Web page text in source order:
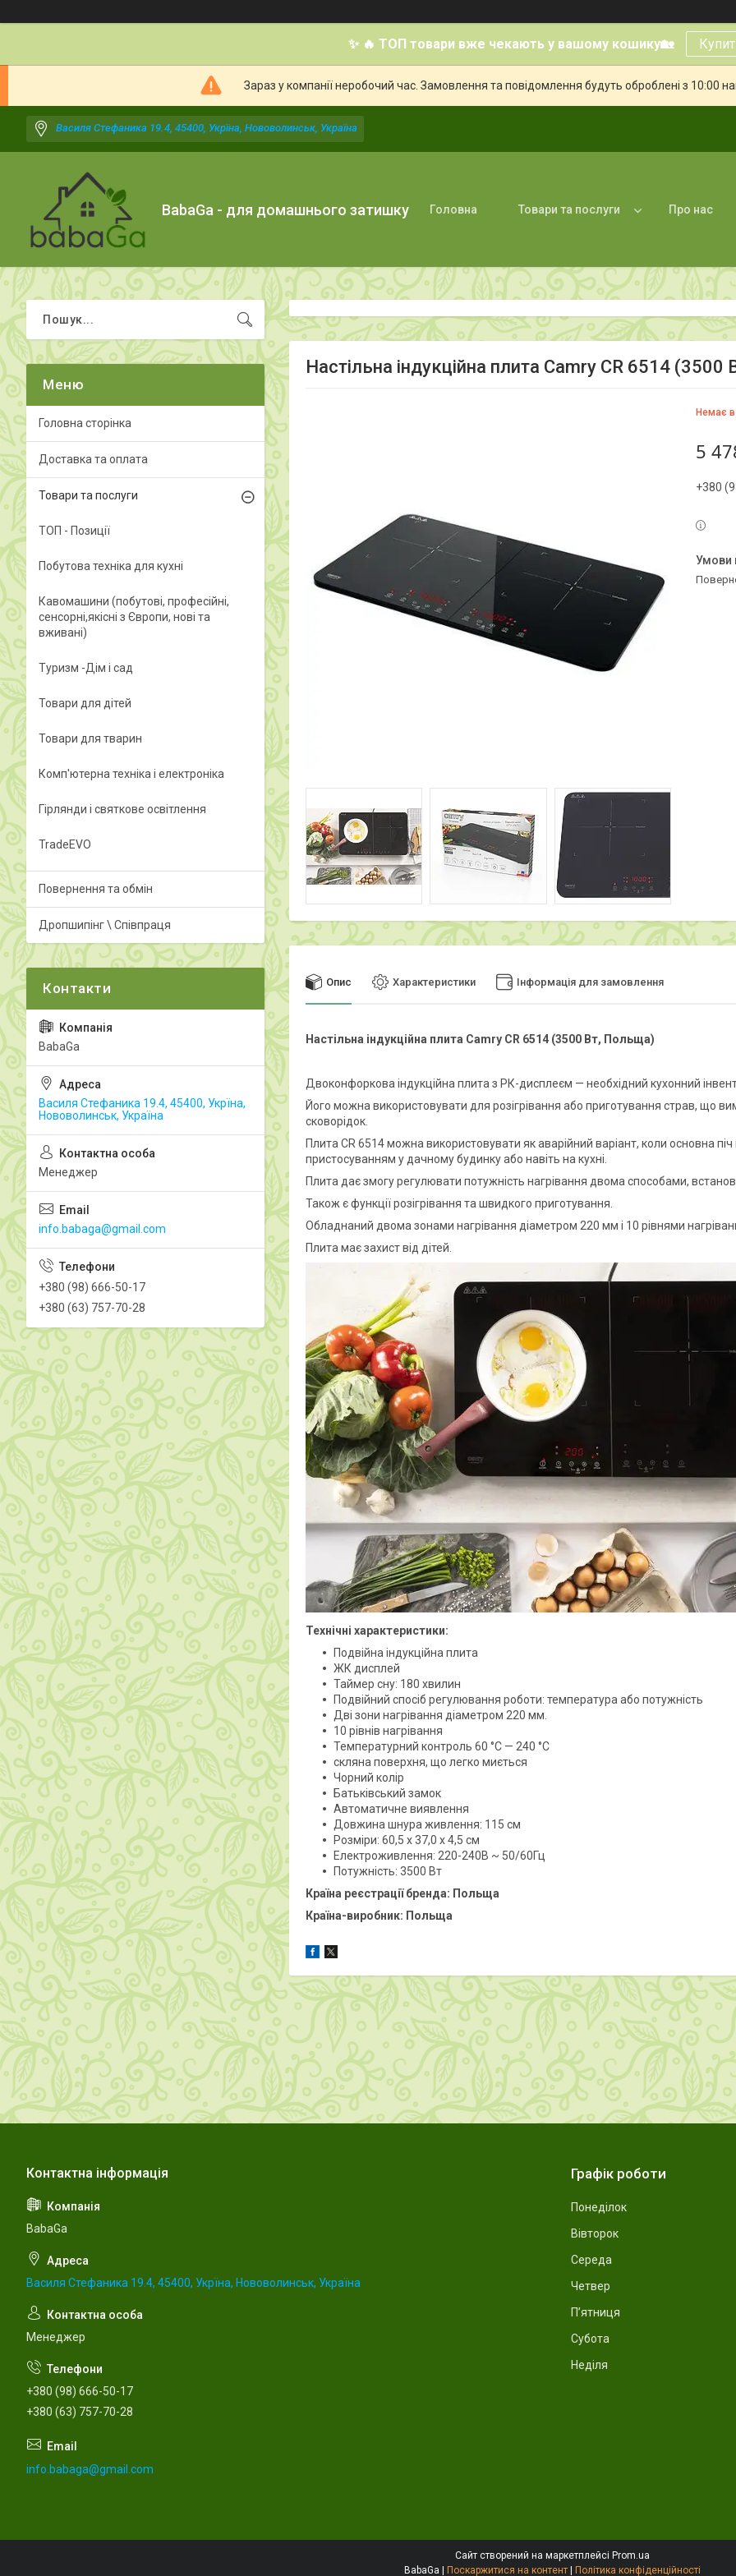
✨ 🔥 ТОП товари вже чекають у вашому кошику🏡
Зараз у компанії неробочий час. Замовлення та повідомлення будуть оброблені з 10:00
Василя Стефаника 19.4, 45400, Укрїна, Нововолинськ, Україна
BabaGa - для домашнього затишку Головна Товари та послуги Про нас
Настільна індукційна плита Camry CR 6514
Немає в
5
+380
Опис Характеристики Інформація для замовлення
Настільна індукційна плита Camry CR 6514 (3500 Вт, Польща)
Двоконфоркова індукційна плита з РК-дисплеєм — необхідний кухонний
Його можна використовувати для розігрівання або приготування страв, що
сковорідок.
Плита CR 6514 можна використовувати як аварійний варіант, коли основна
пристосуванням у дачному будинку або навіть на кухні.
Плита дає змогу регулювати потужність нагрівання двома способами,
Також є функції розігрівання та швидкого приготування.
Обладнаний двома зонами нагрівання діаметром 220 мм і 10 рівнями
Плита має захист від дітей.
Технічні характеристики:
Подвійна індукційна плита
ЖК дисплей
Таймер сну: 180 хвилин
Подвійний спосіб регулювання роботи: температура або потужність
Дві зони нагрівання діаметром 220 мм.
10 рівнів нагрівання
Температурний контроль 60 °C — 240 °C
скляна поверхня, що легко миється
Чорний колір
Батьківський замок
Автоматичне виявлення
Довжина шнура живлення: 115 см
Розміри: 60,5 х 37,0 х 4,5 см
Електроживлення: 220-240В ~ 50/60Гц
Потужність: 3500 Вт
Країна реєстрації бренда: Польща
Країна-виробник: Польща
Головна сторінка
Доставка та оплата
Товари та послуги
ТОП - Позиції
Побутова техніка для кухні
Кавомашини (побутові, професійні,
сенсорні,якісні з Європи, нові та
вживані)
Туризм -Дім і сад
Товари для дітей
Товари для тварин
Комп'ютерна техніка і електроніка
Гірлянди і святкове освітлення
TradeEVO
Повернення та обмін
Дропшипінг \ Співпраця
BabaGa
Василя Стефаника 19.4, 45400, Укрїна,
Нововолинськ, Україна
Менеджер
info.babaga@gmail.com
+380 (98) 666-50-17
+380 (63) 757-70-28
BabaGa
Василя Стефаника 19.4, 45400, Укрїна, Нововолинськ, Україна
Менеджер
+380 (98) 666-50-17
+380 (63) 757-70-28
info.babaga@gmail.com
Графік роботи
Понеділок
Вівторок
Середа
Четвер
Пʼятниця
Субота
Неділя
Сайт створений на маркетплейсі Prom.ua
BabaGa | Поскаржитися на контент | Політика конфіденційності